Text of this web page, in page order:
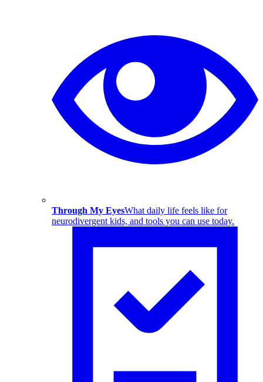
Through My EyesWhat daily life feels like for
neurodivergent kids, and tools you can use today.